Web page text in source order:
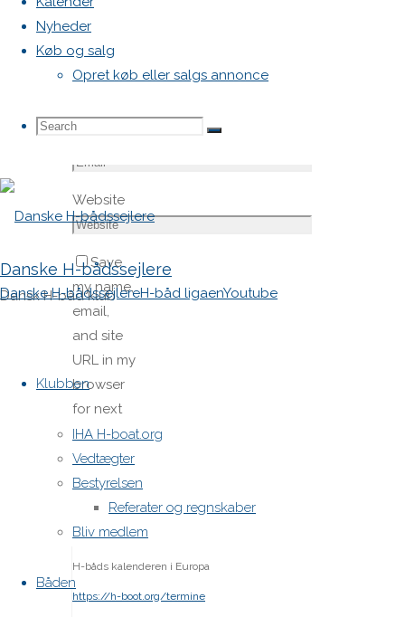
Nyheder
Køb og salg
Opret køb eller salgs annonce
Search
Search
Search
Danske H-bådssejlere
Dansk H-båd klub
Danske H-bådssejlereH-båd ligaenYoutube
Klubben
IHA H-boat.org
Vedtægter
Bestyrelsen
Referater og regnskaber
Bliv medlem
Båden
Name*
Website
Save
my name,
email,
and site
URL in my
browser
for next
time I
post a
comment.
H-båds kalenderen i Europa
https://h-boot.org/termine